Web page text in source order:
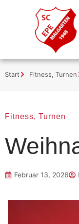
Start Fitness, Turnen
Fitness, Turnen
Februar 13, 2026